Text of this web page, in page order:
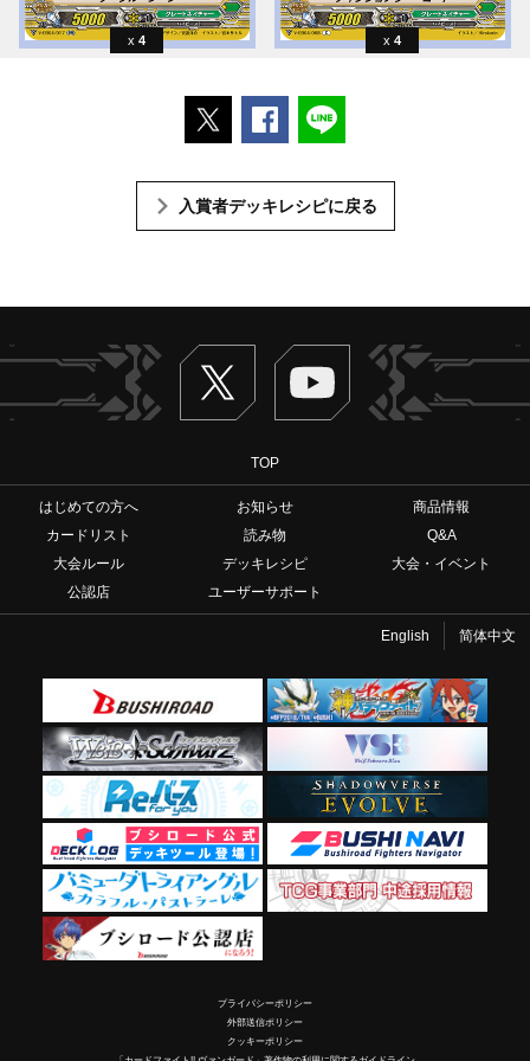
4 4
ポストするFacebookでシェアする
入賞者デッキレシピに戻る
Twitter ヴァンガードch
TOP
はじめての方へ お知らせ
商品情報
カードリスト
読み物
Q&A
大会ルール
デッキレシピ
大会・イベント
公認店
ユーザーサポート
English 简体中文
プライバシーポリシー
外部送信ポリシー
クッキーポリシー